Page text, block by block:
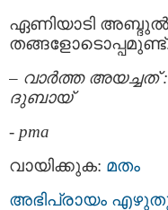
ഏണിയാടി
– വാര്‍ത്ത അയച്ചത്
ദുബായ്
- pma
വായിക്കുക: മതം
അഭിപ്രായം